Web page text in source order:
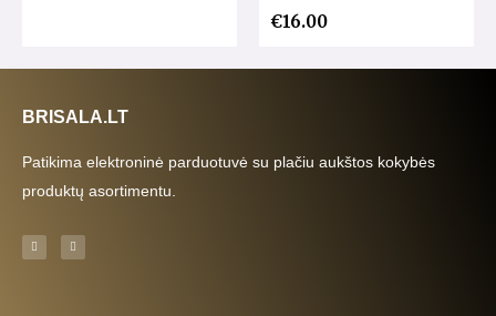
€16.00
BRISALA.LT
Patikima elektroninė parduotuvė su plačiu aukštos kokybės
produktų asortimentu.
F
a
c
I
n
s